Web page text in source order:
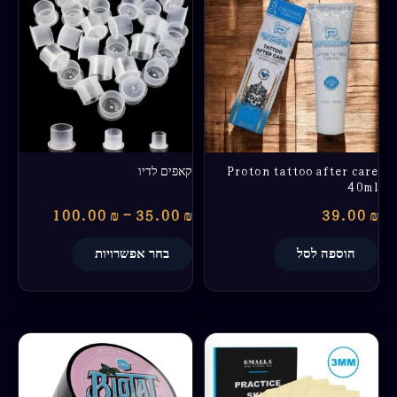
Proton tattoo after care
40ml
39.00 ₪
הוספה לסל
קאפים לדיו
35.00 ₪
–
100.00 ₪
מחירים:
עד
בחר אפשרויות
זה
יש
מספר
סוגים.
ניתן
את
האפשרויות
טווח
זה
יש
טווח
זה
יש